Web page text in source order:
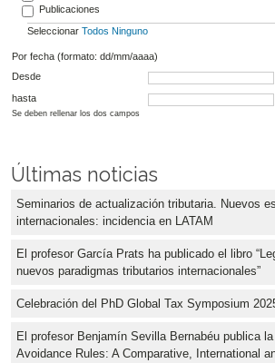
Publicaciones
Seleccionar Todos Ninguno
Por fecha (formato: dd/mm/aaaa)
Desde
hasta
Se deben rellenar los dos campos
Últimas noticias
Seminarios de actualización tributaria. Nuevos
internacionales: incidencia en LATAM
El profesor García Prats ha publicado el libro
nuevos paradigmas tributarios internacionales”
Celebración del PhD Global Tax Symposium
El profesor Benjamín Sevilla Bernabéu publica la
Avoidance Rules: A Comparative, International